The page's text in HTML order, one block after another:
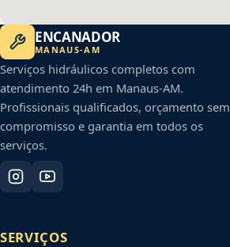
ENCANADOR
MANAUS-AM
Serviços hidráulicos completos com
atendimento 24h em Manaus-AM.
Profissionais qualificados, orçamento sem
compromisso e garantia em todos os
serviços.
SERVIÇOS